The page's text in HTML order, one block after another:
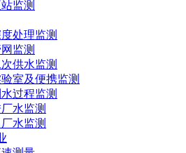
监测
处理监测
监测
次供水监测
室及便携监测
过程监测
水监测
水监测